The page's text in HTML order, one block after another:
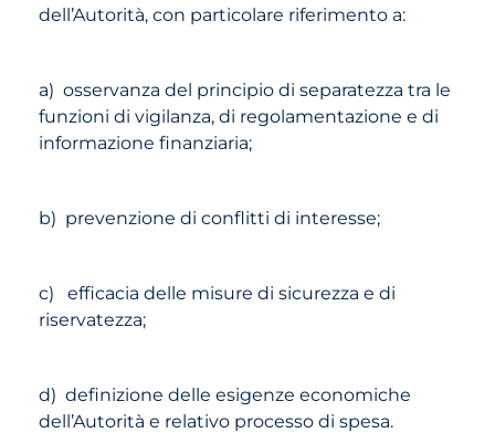
dell’Autorità, con particolare riferimento a:
a) osservanza del principio di separatezza tra le
funzioni di vigilanza, di regolamentazione e di
informazione finanziaria;
b) prevenzione di conflitti di interesse;
c) efficacia delle misure di sicurezza e di
riservatezza;
d) definizione delle esigenze economiche
dell’Autorità e relativo processo di spesa.